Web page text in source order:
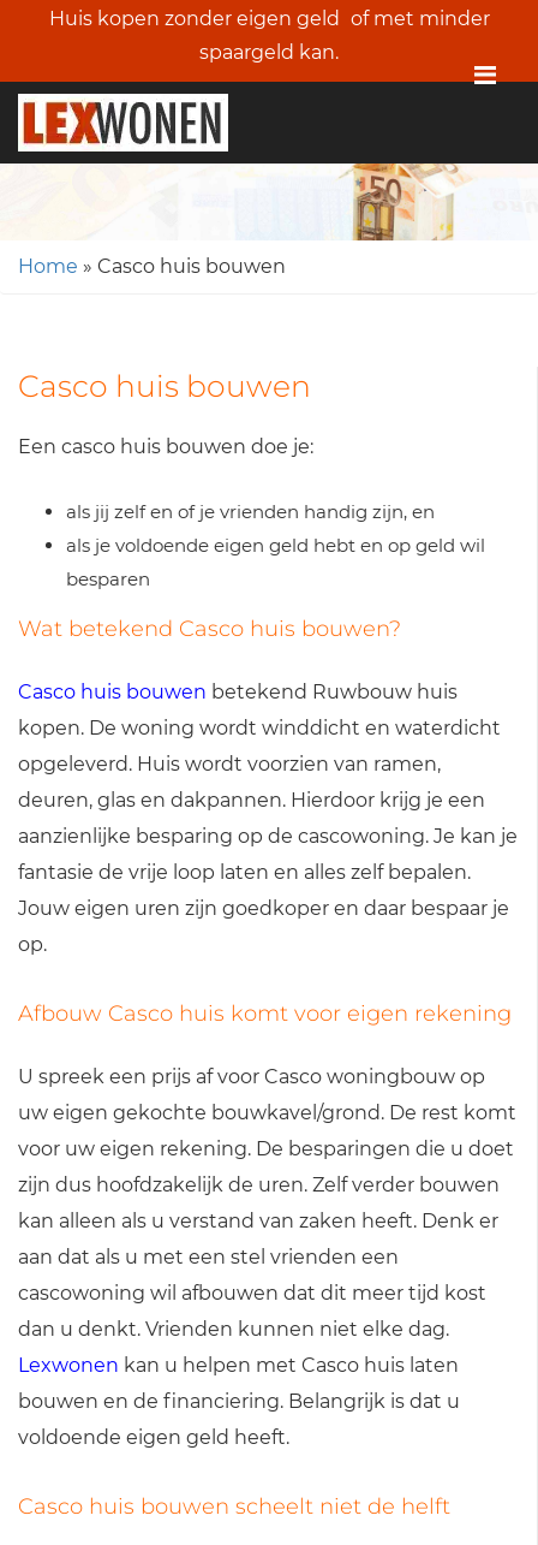
Huis kopen zonder eigen geld of met minder
spaargeld kan.
Home » Casco huis bouwen
Casco huis bouwen
Een casco huis bouwen doe je:
als jij zelf en of je vrienden handig zijn, en
als je voldoende eigen geld hebt en op geld wil
besparen
Wat betekend Casco huis bouwen?
Casco huis bouwen betekend Ruwbouw huis
kopen. De woning wordt winddicht en waterdicht
opgeleverd. Huis wordt voorzien van ramen,
deuren, glas en dakpannen. Hierdoor krijg je een
aanzienlijke besparing op de cascowoning. Je kan je
fantasie de vrije loop laten en alles zelf bepalen.
Jouw eigen uren zijn goedkoper en daar bespaar je
op.
Afbouw Casco huis komt voor eigen rekening
U spreek een prijs af voor Casco woningbouw op
uw eigen gekochte bouwkavel/grond. De rest komt
voor uw eigen rekening. De besparingen die u doet
zijn dus hoofdzakelijk de uren. Zelf verder bouwen
kan alleen als u verstand van zaken heeft. Denk er
aan dat als u met een stel vrienden een
cascowoning wil afbouwen dat dit meer tijd kost
dan u denkt. Vrienden kunnen niet elke dag.
Lexwonen kan u helpen met Casco huis laten
bouwen en de financiering. Belangrijk is dat u
voldoende eigen geld heeft.
Casco huis bouwen scheelt niet de helft